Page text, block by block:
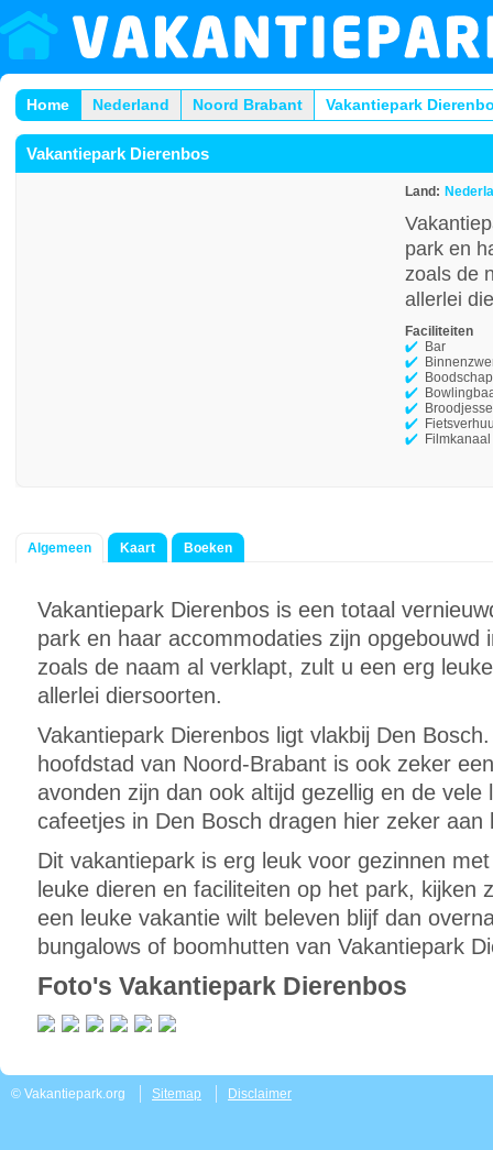
Home Nederland Noord Brabant Vakantiepark
Vakantiepark Dierenbos
Land:
park en
zoals de
allerlei
Faciliteiten
Bar
Filmkanaal
Algemeen Kaart Boeken
Vakantiepark Dierenbos is een totaal
park en haar accommodaties zijn opgebouwd
zoals de naam al verklapt, zult u een erg
allerlei diersoorten.
Vakantiepark Dierenbos ligt vlakbij Den
hoofdstad van Noord-Brabant is ook zeker
avonden zijn dan ook altijd gezellig en de
cafeetjes in Den Bosch dragen hier zeker aan
Dit vakantiepark is erg leuk voor gezinnen
leuke dieren en faciliteiten op het park, kijken
een leuke vakantie wilt beleven blijf dan
bungalows of boomhutten van Vakantiepark
Foto's Vakantiepark Dierenbos
© Vakantiepark.org Sitemap Disclaimer